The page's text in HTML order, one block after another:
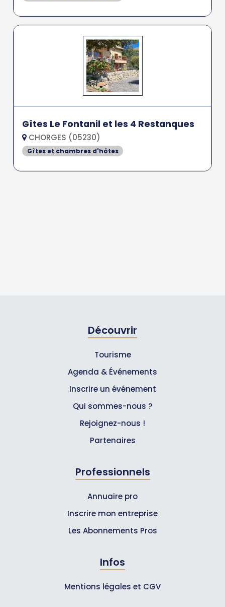
Gîtes Le Fontanil et les 4 Restanques
CHORGES (05230)
Gîtes et chambres d'hôtes
Découvrir
Tourisme
Agenda & Événements
Inscrire un événement
Qui sommes-nous ?
Rejoignez-nous !
Partenaires
Professionnels
Annuaire pro
Inscrire mon entreprise
Les Abonnements Pros
Infos
Mentions légales et CGV